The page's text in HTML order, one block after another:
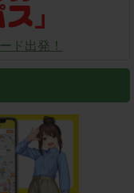
ド出発！